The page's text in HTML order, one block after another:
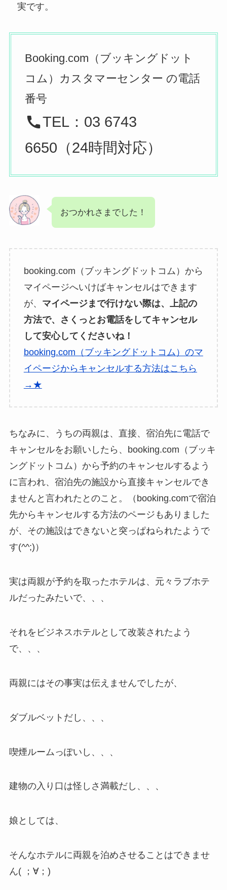
実です。
Booking.com（ブッキングドット
コム）カスタマーセンター の電話
番号
TEL：03 6743
6650（24時間対応）
おつかれさまでした！
booking.com（ブッキングドットコム）から
マイページへいけばキャンセルはできます
が、 マイページまで行けない際は、上記の
方法で、さくっとお電話をしてキャンセル
して安心してくださいね！
booking.com（ブッキングドットコム）のマ
イページからキャンセルする方法はこちら
→★
ちなみに、うちの両親は、直接、宿泊先に電話で
キャンセルをお願いしたら、booking.com（ブッキ
ングドットコム）から予約のキャンセルするよう
に言われ、宿泊先の施設から直接キャンセルでき
ませんと言われたとのこと。（booking.comで宿泊
先からキャンセルする方法のページもありました
が、その施設はできないと突っぱねられたようで
す(^^;)）
実は両親が予約を取ったホテルは、元々ラブホテ
ルだったみたいで、、、
それをビジネスホテルとして改装されたよう
で、、、
両親にはその事実は伝えませんでしたが、
ダブルベットだし、、、
喫煙ルームっぽいし、、、
建物の入り口は怪しさ満載だし、、、
娘としては、
そんなホテルに両親を泊めさせることはできませ
ん( ；∀；)